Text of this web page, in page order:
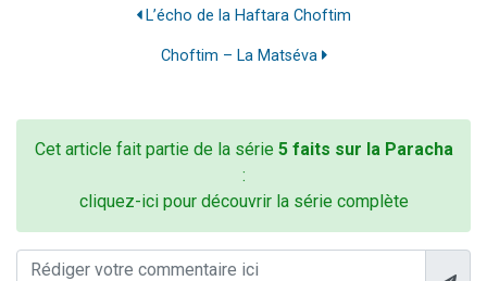
L’écho de la Haftara Choftim
Choftim – La Matséva
Cet article fait partie de la série 5 faits sur la Paracha
:
cliquez-ici pour découvrir la série complète